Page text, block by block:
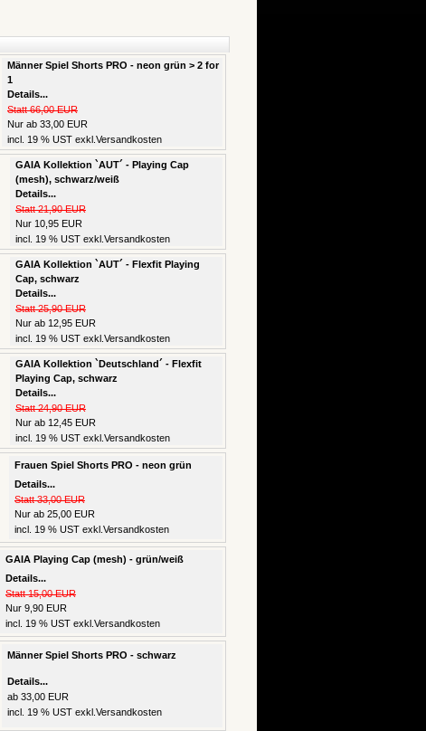
Männer Spiel Shorts PRO - neon grün > 2 for
1
Details...
Statt 66,00 EUR
Nur ab 33,00 EUR
incl. 19 % UST exkl. Versandkosten
GAIA Kollektion `AUT´ - Playing Cap
(mesh), schwarz/weiß
Details...
Statt 21,90 EUR
Nur 10,95 EUR
incl. 19 % UST exkl. Versandkosten
GAIA Kollektion `AUT´ - Flexfit Playing
Cap, schwarz
Details...
Statt 25,90 EUR
Nur ab 12,95 EUR
incl. 19 % UST exkl. Versandkosten
GAIA Kollektion `Deutschland´ - Flexfit
Playing Cap, schwarz
Details...
Statt 24,90 EUR
Nur ab 12,45 EUR
incl. 19 % UST exkl. Versandkosten
Frauen Spiel Shorts PRO - neon grün
Details...
Statt 33,00 EUR
Nur ab 25,00 EUR
incl. 19 % UST exkl. Versandkosten
GAIA Playing Cap (mesh) - grün/weiß
Details...
Statt 15,00 EUR
Nur 9,90 EUR
incl. 19 % UST exkl. Versandkosten
Männer Spiel Shorts PRO - schwarz
Details...
ab 33,00 EUR
incl. 19 % UST exkl. Versandkosten